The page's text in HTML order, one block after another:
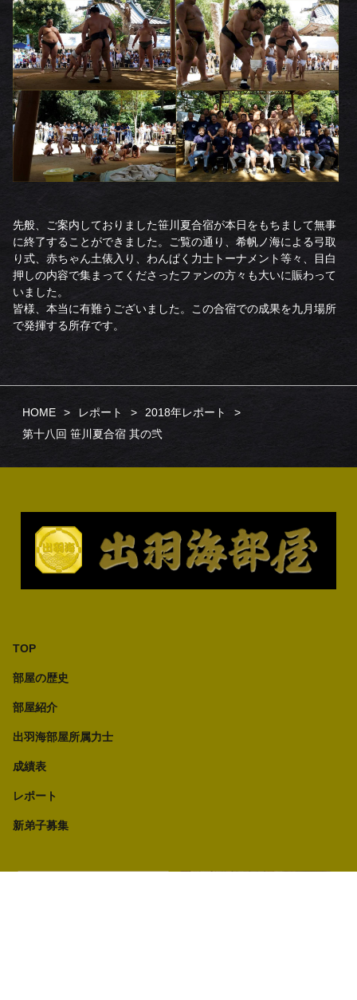
先般、ご案内しておりました笹川夏合宿が本日をもちまして無事
に終了することができました。ご覧の通り、希帆ノ海による弓取
り式、赤ちゃん土俵入り、わんぱく力士トーナメント等々、目白
押しの内容で集まってくださったファンの方々も大いに賑わって
いました。
皆様、本当に有難うございました。この合宿での成果を九月場所
で発揮する所存です。
HOME レポート
2018年レポート
第十八回 笹川夏合宿 其の弐
TOP
部屋の歴史
部屋紹介
出羽海部屋所属力士
成績表
レポート
新弟子募集